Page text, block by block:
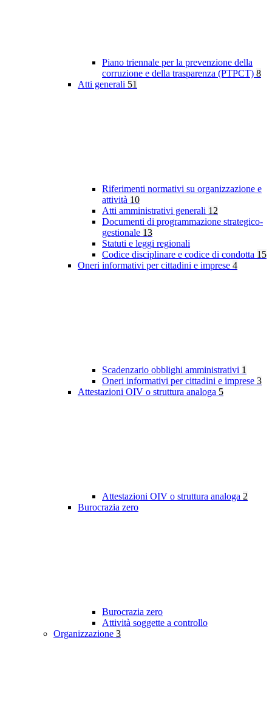
Piano triennale per la prevenzione della
corruzione e della trasparenza (PTPCT) 8
Atti generali 51
Riferimenti normativi su organizzazione e
attività 10
Atti amministrativi generali 12
Documenti di programmazione strategico-
gestionale 13
Statuti e leggi regionali
Codice disciplinare e codice di condotta 15
Oneri informativi per cittadini e imprese 4
Scadenzario obblighi amministrativi 1
Oneri informativi per cittadini e imprese 3
Attestazioni OIV o struttura analoga 5
Attestazioni OIV o struttura analoga 2
Burocrazia zero
Burocrazia zero
Attività soggette a controllo
Organizzazione 3